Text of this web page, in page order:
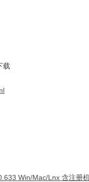
载
Win/Mac/Lnx 含注册